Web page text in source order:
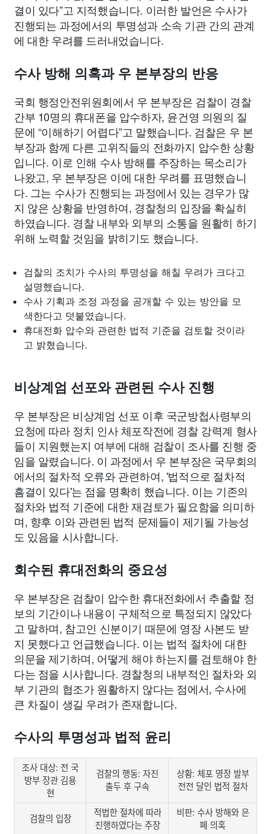
결이 있다”고 지적했습니다. 이러한 발언은 수사가
진행되는 과정에서의 투명성과 소속 기관 간의 관계
에 대한 우려를 드러내었습니다.
수사 방해 의혹과 우 본부장의 반응
국회 행정안전위원회에서 우 본부장은 검찰이 경찰
간부 10명의 휴대폰을 압수하자, 윤건영 의원의 질
문에 “이해하기 어렵다”고 말했습니다. 검찰은 우 본
부장과 함께 다른 고위직들의 전화까지 압수한 상황
입니다. 이로 인해 수사 방해를 주장하는 목소리가
나왔고, 우 본부장은 이에 대한 우려를 표명했습니
다. 그는 수사가 진행되는 과정에서 있는 경우가 많
지 않은 상황을 반영하여, 경찰청의 입장을 확실히
하였습니다. 경찰 내부와 외부의 소통을 원활히 하기
위해 노력할 것임을 밝히기도 했습니다.
검찰의 조치가 수사의 투명성을 해칠 우려가 크다고
설명했습니다.
수사 기획과 조정 과정을 공개할 수 있는 방안을 모
색한다고 덧붙였습니다.
휴대전화 압수와 관련한 법적 기준을 검토할 것이라
고 밝혔습니다.
비상계엄 선포와 관련된 수사 진행
우 본부장은 비상계엄 선포 이후 국군방첩사령부의
요청에 따라 정치 인사 체포작전에 경찰 강력계 형사
들이 지원했는지 여부에 대해 검찰이 조사를 진행 중
임을 알렸습니다. 이 과정에서 우 본부장은 국무회의
에서의 절차적 오류와 관련하여, '법적으로 절차적
흠결이 있다'는 점을 명확히 했습니다. 이는 기존의
절차와 법적 기준에 대한 재검토가 필요함을 의미하
며, 향후 이와 관련된 법적 문제들이 제기될 가능성
도 있음을 시사합니다.
회수된 휴대전화의 중요성
우 본부장은 검찰이 압수한 휴대전화에서 추출할 정
보의 기간이나 내용이 구체적으로 특정되지 않았다
고 말하며, 참고인 신분이기 때문에 영장 사본도 받
지 못했다고 언급했습니다. 이는 법적 절차에 대한
의문을 제기하며, 어떻게 해야 하는지를 검토해야 한
다는 점을 시사합니다. 경찰청의 내부적인 절차와 외
부 기관의 협조가 원활하지 않다는 점에서, 수사에
큰 차질이 생길 우려가 존재합니다.
수사의 투명성과 법적 윤리
조사 대상: 전 국
방부 장관 김용
현
검찰의 행동: 자진
출두 후 구속
상황: 체포 영장 발부
전전 달인 법적 절차
검찰의 입장
적법한 절차에 따라
진행하였다는 주장
비판: 수사 방해와 은
폐 의혹